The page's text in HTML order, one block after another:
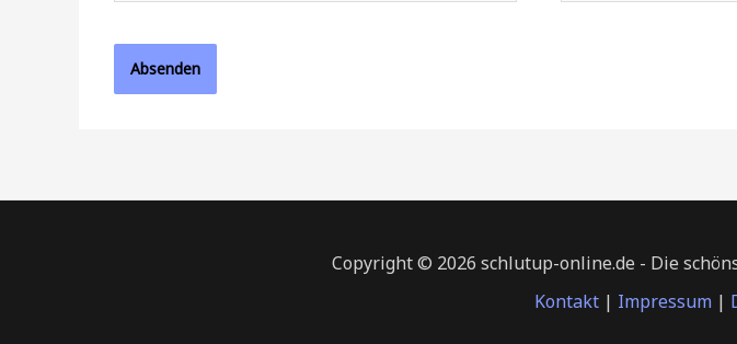
Copyright © 2026 schlutup-online.de - Die
Kontakt| Impressum|